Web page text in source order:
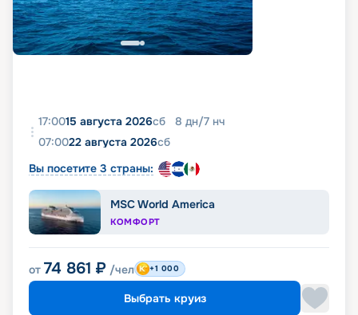
фото, реальные отзывы пассажиров, подробные
характеристики кают и палуб. Вся эта
информация доступна на этой же странице.
17:0015 августа 2026сб 8 дн/7 нч
07:0022 августа 2026сб
Вы посетите 3 страны:
MSC World America
КОМФОРТ
от 74 861 ₽ /чел +1 000
Выбрать круиз